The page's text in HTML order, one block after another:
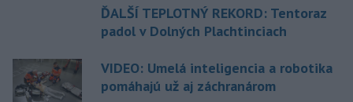
ĎALŠÍ TEPLOTNÝ REKORD: Tentoraz
padol v Dolných Plachtinciach
VIDEO: Umelá inteligencia a robotika
pomáhajú už aj záchranárom